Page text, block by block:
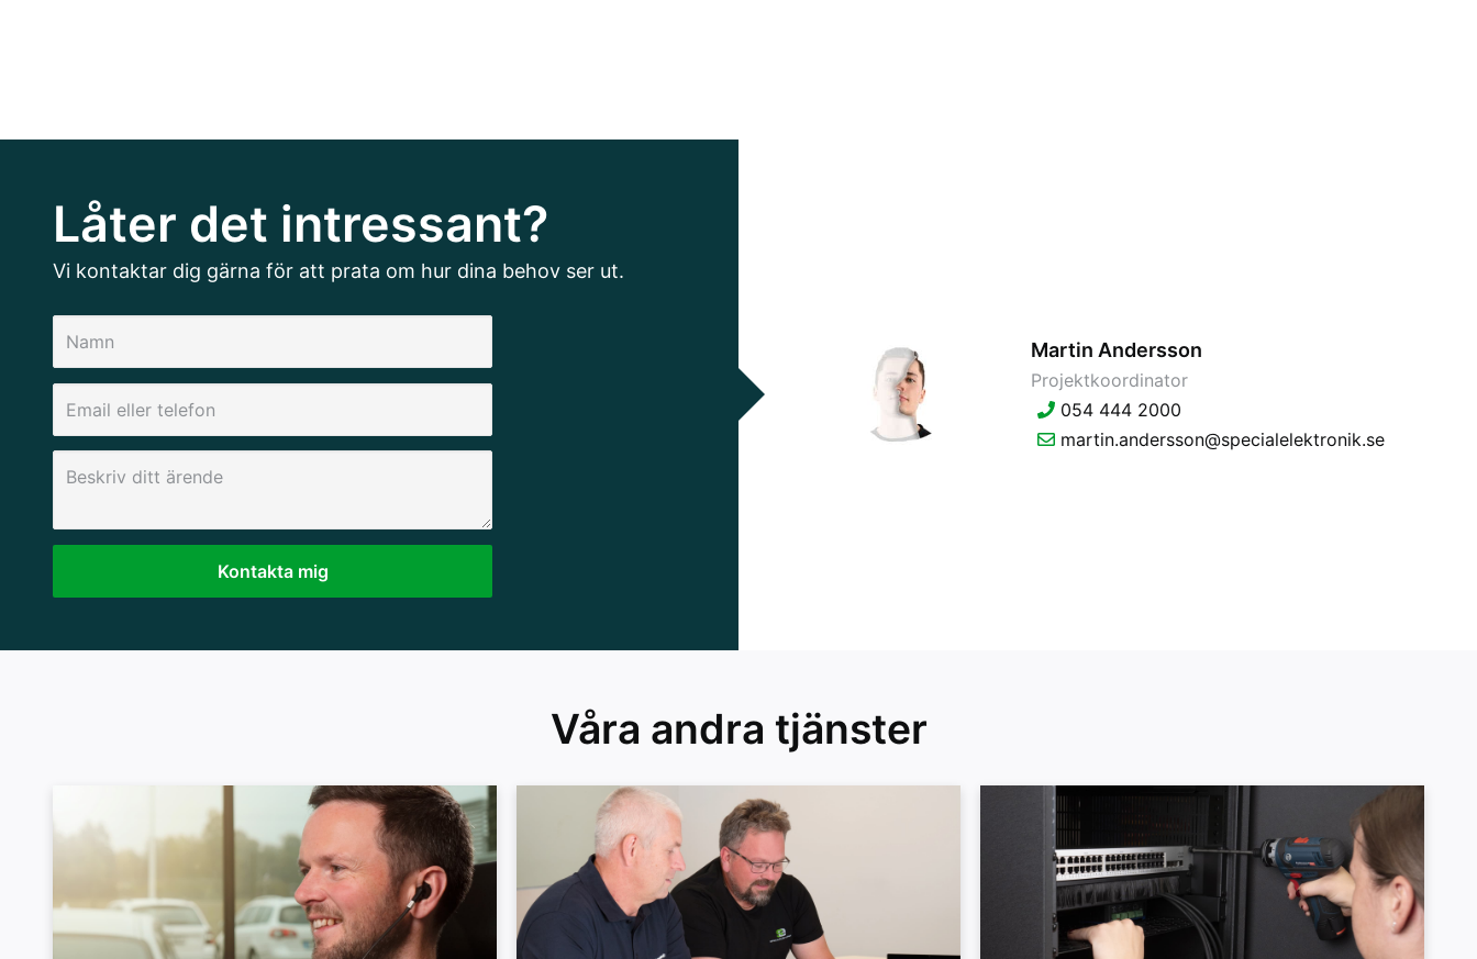
Låter det intressant?
Vi kontaktar dig gärna för att prata om hur dina behov ser ut.
Kontakta mig
Martin Andersson
Projektkoordinator
054 444 2000
martin.andersson@specialelektronik.se
Våra andra tjänster